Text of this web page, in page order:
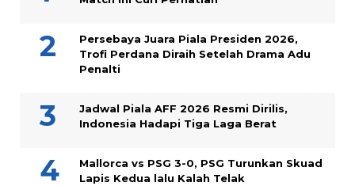
Persebaya Juara Piala Presiden 2026,
Trofi Perdana Diraih Setelah Drama Adu
Penalti
Jadwal Piala AFF 2026 Resmi Dirilis,
Indonesia Hadapi Tiga Laga Berat
Mallorca vs PSG 3-0, PSG Turunkan Skuad
Lapis Kedua lalu Kalah Telak